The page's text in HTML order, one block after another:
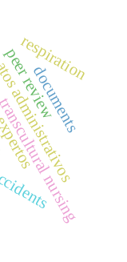
nursing
peer review
documents
respiration